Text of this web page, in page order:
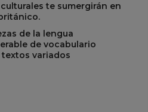
te sumergirán en
de la lengua
de vocabulario
variados